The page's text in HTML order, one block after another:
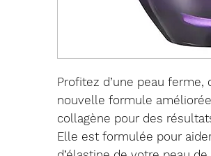
Profitez d’une peau
nouvelle formule
collagène pour des
Elle est formulée pour